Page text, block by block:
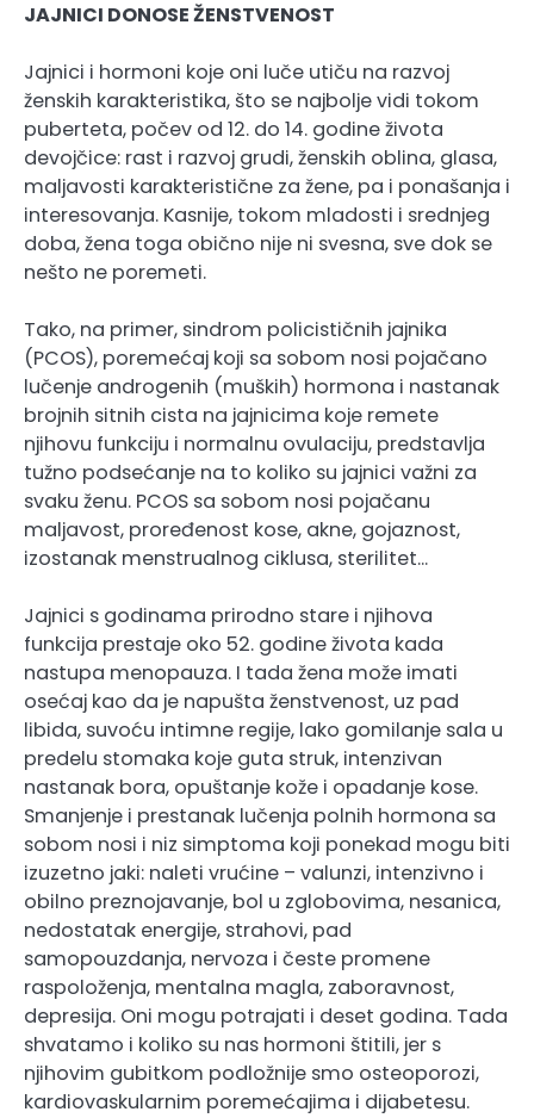
JAJNICI DONOSE ŽENSTVENOST
Jajnici i hormoni koje oni luče utiču na razvoj
ženskih karakteristika, što se najbolje vidi tokom
puberteta, počev od 12. do 14. godine života
devojčice: rast i razvoj grudi, ženskih oblina, glasa,
maljavosti karakteristične za žene, pa i ponašanja i
interesovanja. Kasnije, tokom mladosti i srednjeg
doba, žena toga obično nije ni svesna, sve dok se
nešto ne poremeti.
Tako, na primer, sindrom policističnih jajnika
(PCOS), poremećaj koji sa sobom nosi pojačano
lučenje androgenih (muških) hormona i nastanak
brojnih sitnih cista na jajnicima koje remete
njihovu funkciju i normalnu ovulaciju, predstavlja
tužno podsećanje na to koliko su jajnici važni za
svaku ženu. PCOS sa sobom nosi pojačanu
maljavost, proređenost kose, akne, gojaznost,
izostanak menstrualnog ciklusa, sterilitet…
Jajnici s godinama prirodno stare i njihova
funkcija prestaje oko 52. godine života kada
nastupa menopauza. I tada žena može imati
osećaj kao da je napušta ženstvenost, uz pad
libida, suvoću intimne regije, lako gomilanje sala u
predelu stomaka koje guta struk, intenzivan
nastanak bora, opuštanje kože i opadanje kose.
Smanjenje i prestanak lučenja polnih hormona sa
sobom nosi i niz simptoma koji ponekad mogu biti
izuzetno jaki: naleti vrućine – valunzi, intenzivno i
obilno preznojavanje, bol u zglobovima, nesanica,
nedostatak energije, strahovi, pad
samopouzdanja, nervoza i česte promene
raspoloženja, mentalna magla, zaboravnost,
depresija. Oni mogu potrajati i deset godina. Tada
shvatamo i koliko su nas hormoni štitili, jer s
njihovim gubitkom podložnije smo osteoporozi,
kardiovaskularnim poremećajima i dijabetesu.